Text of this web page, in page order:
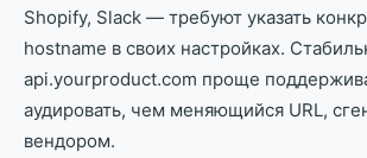
Shopify, Slack — требуют указать
hostname в своих настройках.
api.yourproduct.com проще
аудировать, чем меняющийся URL,
вендором.